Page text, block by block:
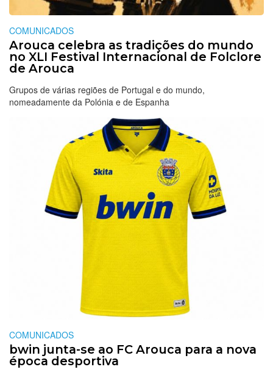
COMUNICADOS
Arouca celebra as tradições do mundo
no XLI Festival Internacional de Folclore
de Arouca
Grupos de várias regiões de Portugal e do mundo,
nomeadamente da Polónia e de Espanha
COMUNICADOS
bwin junta-se ao FC Arouca para a nova
época desportiva